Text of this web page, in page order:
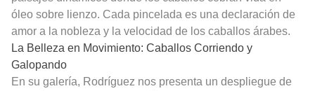
óleo sobre lienzo. Cada pincelada es una declaración de
amor a la nobleza y la velocidad de los caballos árabes.
La Belleza en Movimiento: Caballos Corriendo y
Galopando
En su galería, Rodríguez nos presenta un despliegue de